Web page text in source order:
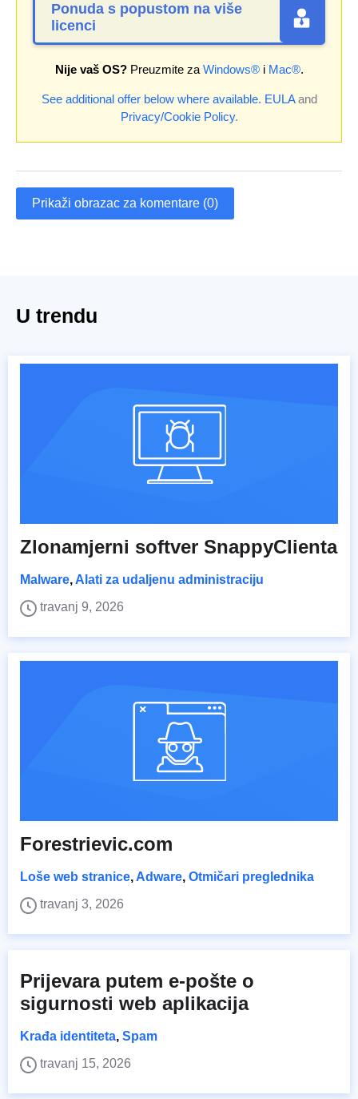
Ponuda s popustom na više
licenci
Nije vaš OS?Preuzmite zaWindows®i Mac®.
See additional offer below where available. EULAand
Privacy/Cookie Policy.
Prikaži obrazac za komentare (0)
U trendu
Zlonamjerni softver SnappyClienta
Malware,Alati za udaljenu administraciju
travanj 9, 2026
Forestrievic.com
Loše web stranice,Adware, Otmičari preglednika
travanj 3, 2026
Prijevara putem e-pošte o
sigurnosti web aplikacija
Krađa identiteta, Spam
travanj 15, 2026